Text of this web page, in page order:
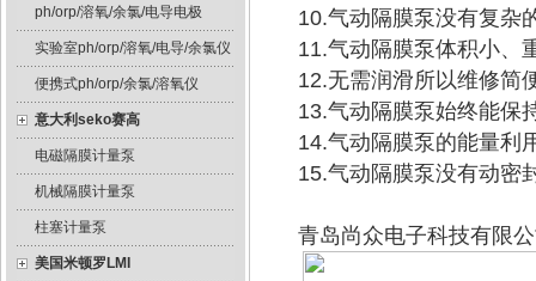
ph/orp/溶氧/余氯/电导电极
实验室ph/orp/溶氧/电导/余氯仪
便携式ph/orp/余氯/溶氧仪
意大利seko赛高
电磁隔膜计量泵
机械隔膜计量泵
柱塞计量泵
美国米顿罗LMI
10.气动隔膜泵没有复杂
11.气动隔膜泵体积小、
12.无需润滑所以维修简
13.气动隔膜泵始终能保
14.气动隔膜泵的能量利
15.气动隔膜泵没有动密
青岛尚众电子科技有限